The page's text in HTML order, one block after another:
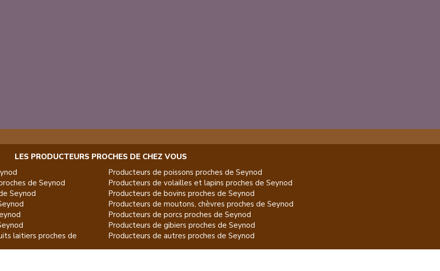
LES PRODUCTEURS PROCHES DE CHEZ VOUS
de Seynod
Seynod
laitiers proches de
Producteurs de poissons proches de Seynod
Producteurs de volailles et lapins proches de Seynod
Producteurs de bovins proches de Seynod
Producteurs de moutons, chèvres proches de Seynod
Producteurs de porcs proches de Seynod
Producteurs de gibiers proches de Seynod
Producteurs de autres proches de Seynod